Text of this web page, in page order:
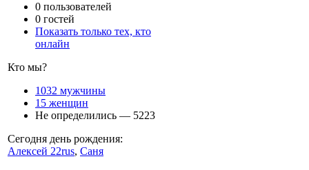
0 пользователей
0 гостей
Показать только тех, кто
онлайн
Кто мы?
1032 мужчины
15 женщин
Не определились — 5223
Сегодня день рождения:
Алексей 22rus, Саня